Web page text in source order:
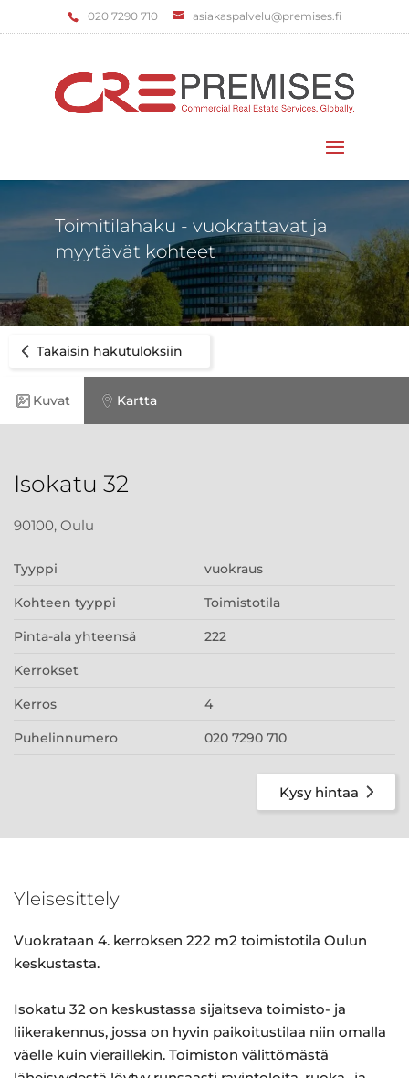
‌020 7290 710 asiakaspalvelu@premises.fi
Toimitilahaku - vuokrattavat ja
myytävät kohteet
Takaisin hakutuloksiin
Kuvat Kartta
Isokatu 32
90100, Oulu
Tyyppi vuokraus
Kohteen tyyppi Toimistotila
Pinta-ala yhteensä 222
Kerrokset
Kerros 4
Puhelinnumero 020 7290 710
Kysy hintaa
Yleisesittely
Vuokrataan 4. kerroksen 222 m2 toimistotila Oulun
keskustasta.
Isokatu 32 on keskustassa sijaitseva toimisto- ja
liikerakennus, jossa on hyvin paikoitustilaa niin omalla
väelle kuin vieraillekin. Toimiston välittömästä